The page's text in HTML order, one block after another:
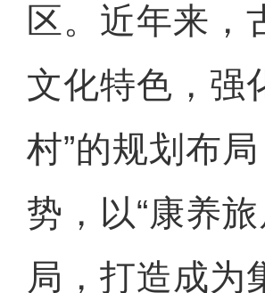
区。近年来，
文化特色，强
村”的规划布
势，以“康养
局，打造成为